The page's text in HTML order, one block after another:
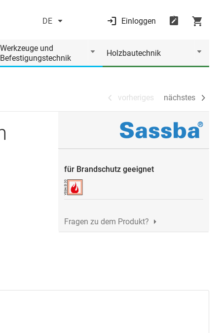
DE Einloggen
Werkzeuge und
Befestigungstechnik
Holzbautechnik
vorheriges nächstes
vorheriges nächstes
für Brandschutz geeignet
Fragen zu dem Produkt?